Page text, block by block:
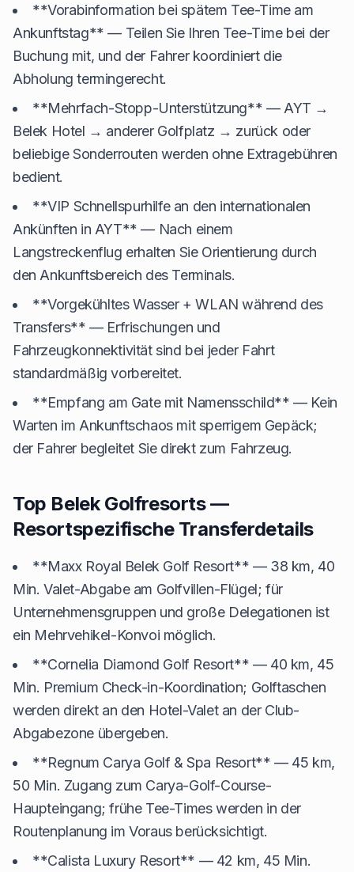
**Vorabinformation bei spätem Tee-Time am
Ankunftstag** — Teilen Sie Ihren Tee-Time bei der
Buchung mit, und der Fahrer koordiniert die
Abholung termingerecht.
**Mehrfach-Stopp-Unterstützung** — AYT →
Belek Hotel → anderer Golfplatz → zurück oder
beliebige Sonderrouten werden ohne Extragebühren
bedient.
**VIP Schnellspurhilfe an den internationalen
Ankünften in AYT** — Nach einem
Langstreckenflug erhalten Sie Orientierung durch
den Ankunftsbereich des Terminals.
**Vorgekühltes Wasser + WLAN während des
Transfers** — Erfrischungen und
Fahrzeugkonnektivität sind bei jeder Fahrt
standardmäßig vorbereitet.
**Empfang am Gate mit Namensschild** — Kein
Warten im Ankunftschaos mit sperrigem Gepäck;
der Fahrer begleitet Sie direkt zum Fahrzeug.
Top Belek Golfresorts —
Resortspezifische Transferdetails
**Maxx Royal Belek Golf Resort** — 38 km, 40
Min. Valet-Abgabe am Golfvillen-Flügel; für
Unternehmensgruppen und große Delegationen ist
ein Mehrvehikel-Konvoi möglich.
**Cornelia Diamond Golf Resort** — 40 km, 45
Min. Premium Check-in-Koordination; Golftaschen
werden direkt an den Hotel-Valet an der Club-
Abgabezone übergeben.
**Regnum Carya Golf & Spa Resort** — 45 km,
50 Min. Zugang zum Carya-Golf-Course-
Haupteingang; frühe Tee-Times werden in der
Routenplanung im Voraus berücksichtigt.
**Calista Luxury Resort** — 42 km, 45 Min.